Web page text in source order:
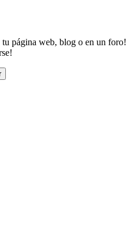
tu página web, blog o en un foro!